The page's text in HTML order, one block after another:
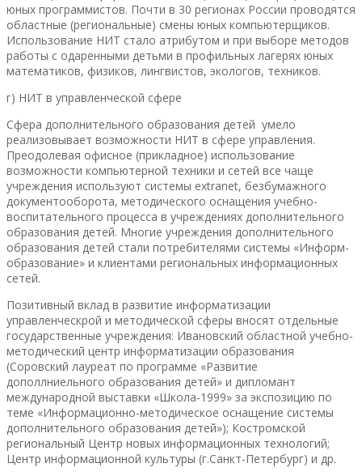
юных программистов. Почти в 30 регионах России проводятся
областные (региональные) смены юных компьютерщиков.
Использование НИТ стало атрибутом и при выборе методов
работы с одаренными детьми в профильных лагерях юных
математиков, физиков, лингвистов, экологов, техников.
г) НИТ в управленческой сфере
Сфера дополнительного образования детей умело
реализовывает возможности НИТ в сфере управления.
Преодолевая офисное (прикладное) использование
возможности компьютерной техники и сетей все чаще
учреждения используют системы extranet, безбумажного
документооборота, методического оснащения учебно-
воспитательного процесса в учреждениях дополнительного
образования детей. Многие учреждения дополнительного
образования детей стали потребителями системы «Информ-
образование» и клиентами региональных информационных
сетей.
Позитивный вклад в развитие информатизации
управленческрой и методической сферы вносят отдельные
государственные учреждения: Ивановский областной учебно-
методический центр информатизации образования
(Соровский лауреат по программе «Развитие
дополлниельного образования детей» и дипломант
международной выставки «Школа-1999» за экспозицию по
теме «Информационно-методическое оснащение системы
дополнительного образования детей»); Костромской
региональный Центр новых информационных технологий;
Центр информационной культуры (г.Санкт-Петербург) и др.